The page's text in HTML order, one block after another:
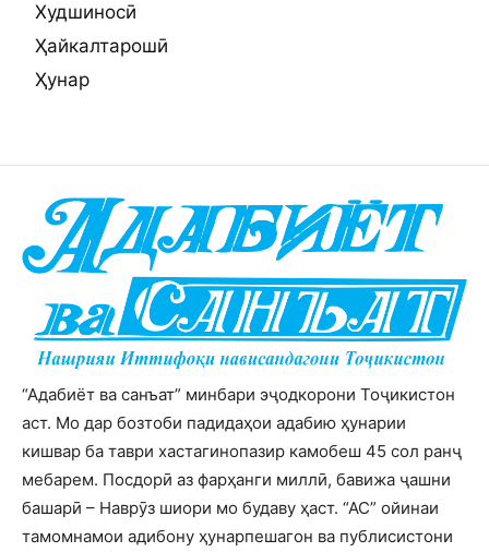
Худшиносӣ
Ҳайкалтарошӣ
Ҳунар
“Адабиёт ва санъат” минбари эҷодкорони Тоҷикистон
аст. Мо дар бозтоби падидаҳои адабию ҳунарии
кишвар ба таври хастагинопазир камобеш 45 сол ранҷ
мебарем. Посдорӣ аз фарҳанги миллӣ, бавижа ҷашни
башарӣ – Наврӯз шиори мо будаву ҳаст. “АС” ойинаи
тамомнамои адибону ҳунарпешагон ва публисистони